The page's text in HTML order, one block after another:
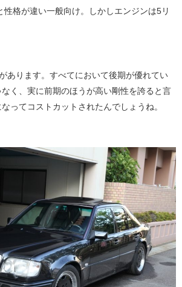
性格が違い一般向け。しかしエンジンは5リ
あります。すべてにおいて後期が優れてい
く、実に前期のほうが高い剛性を誇ると言
ってコストカットされたんでしょうね。